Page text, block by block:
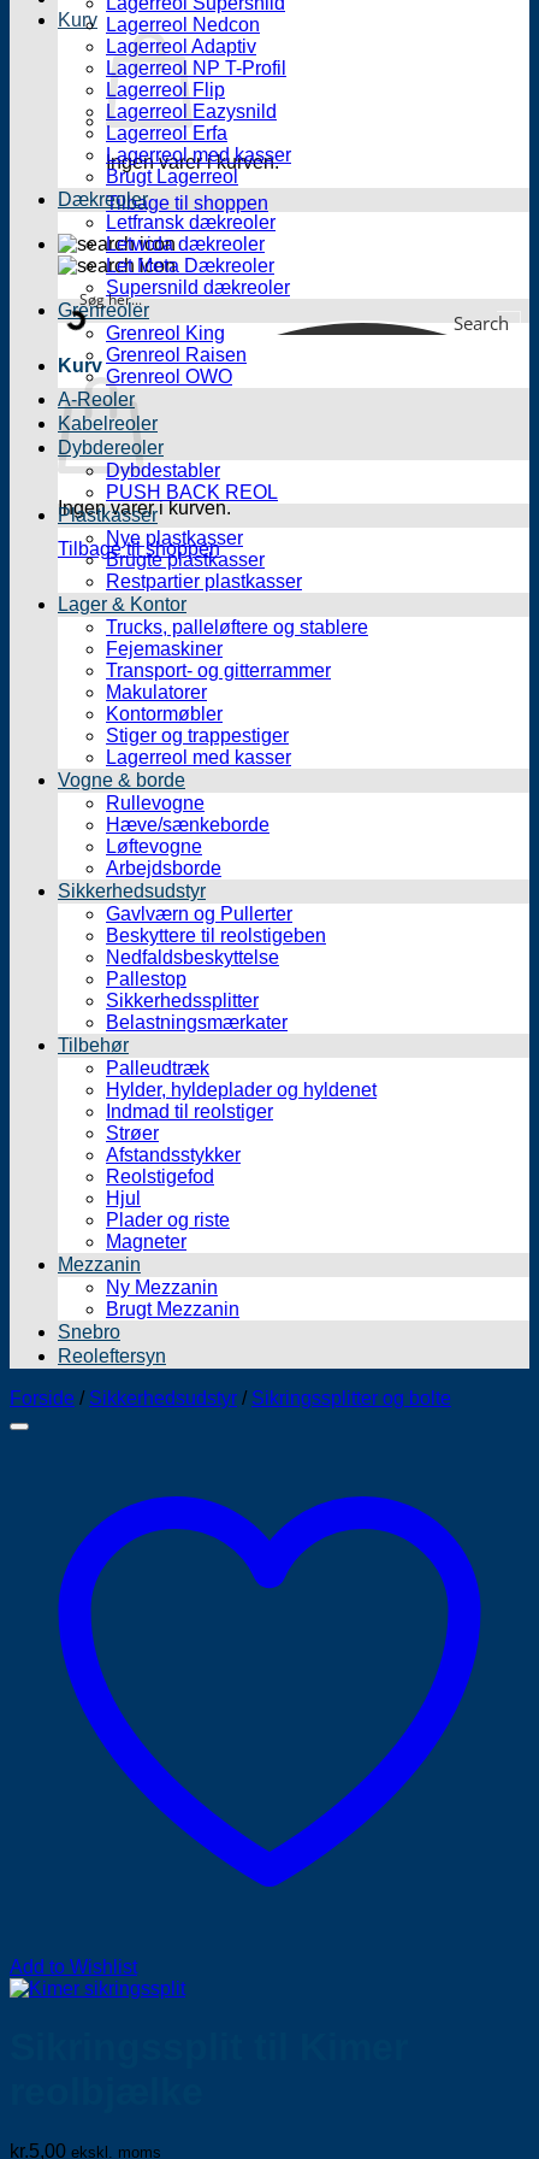
Kurv
Ingen varer i kurven.
Tilbage til shoppen
Search
Kurv
Ingen varer i kurven.
Tilbage til shoppen
Lagerreol Nedcon
Lagerreol Adaptiv
Lagerreol NP T-Profil
Lagerreol Flip
Lagerreol Eazysnild
Lagerreol Erfa
Lagerreol med kasser
Brugt Lagerreol
Dækreoler
Letfransk dækreoler
Letwida dækreoler
Let Meta Dækreoler
Supersnild dækreoler
Grenreoler
Grenreol King
Grenreol Raisen
Grenreol OWO
A-Reoler
Kabelreoler
Dybdereoler
Dybdestabler
PUSH BACK REOL
Plastkasser
Nye plastkasser
Brugte plastkasser
Restpartier plastkasser
Lager & Kontor
Trucks, palleløftere og stablere
Fejemaskiner
Transport- og gitterrammer
Makulatorer
Kontormøbler
Stiger og trappestiger
Lagerreol med kasser
Vogne & borde
Rullevogne
Hæve/sænkeborde
Løftevogne
Arbejdsborde
Sikkerhedsudstyr
Gavlværn og Pullerter
Beskyttere til reolstigeben
Nedfaldsbeskyttelse
Pallestop
Sikkerhedssplitter
Belastningsmærkater
Tilbehør
Palleudtræk
Hylder, hyldeplader og hyldenet
Indmad til reolstiger
Strøer
Afstandsstykker
Reolstigefod
Hjul
Plader og riste
Magneter
Mezzanin
Ny Mezzanin
Brugt Mezzanin
Snebro
Reoleftersyn
Forside / Sikkerhedsudstyr / Sikringssplitter og bolte
Add to Wishlist
kr.5,00 ekskl. moms